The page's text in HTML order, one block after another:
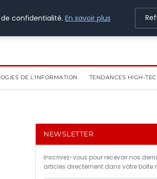
DE L'INFORMATION TENDANCES HIGH-
NEWSLETTER
Inscrivez-vous pour recevoir nos
articles directement dans votre boîte
confidentialité. En savoir plus